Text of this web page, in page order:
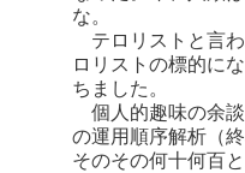
な。
テロリストと言
ロリストの標的に
ちました。
個人的趣味の余
の運用順序解析（
そのその何十何百